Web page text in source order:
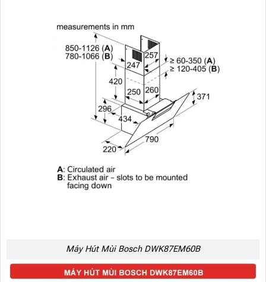
Máy Hút Mùi Bosch DWK87EM60B